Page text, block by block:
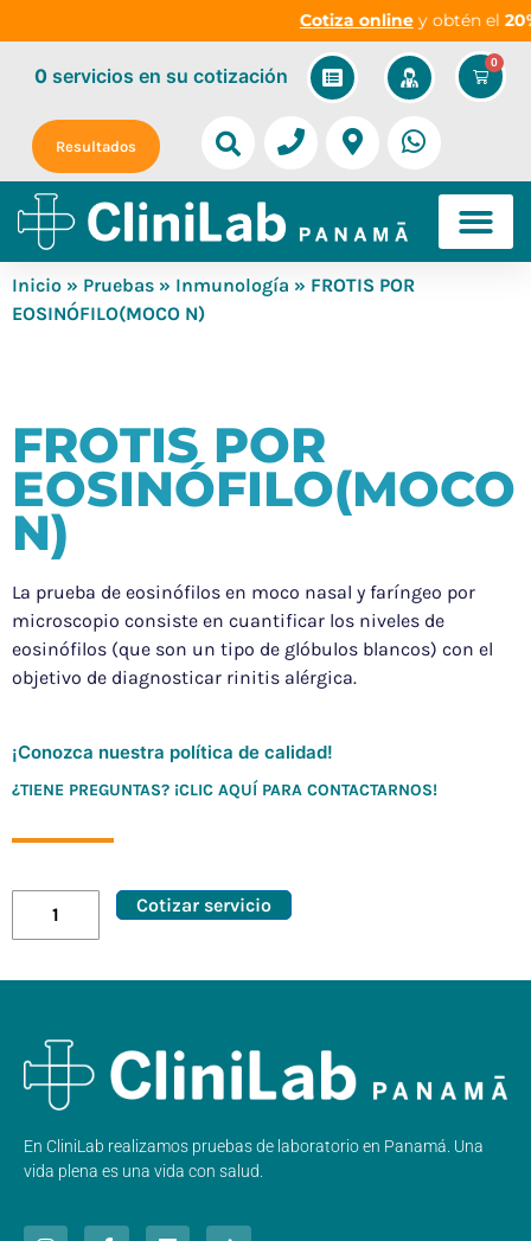
Cotiza onliney obtén el
0
0servicios en su cotización
Resultados
Inicio » Pruebas » Inmunología » FROTIS POR
EOSINÓFILO(MOCO N)
FROTIS POR
EOSINÓFILO(MOCO
N)
La prueba de eosinófilos en moco nasal y faríngeo por
microscopio consiste en cuantificar los niveles de
eosinófilos (que son un tipo de glóbulos blancos) con el
objetivo de diagnosticar rinitis alérgica.
¡Conozca nuestra política de calidad!
¿TIENE PREGUNTAS? ¡CLIC AQUÍ PARA CONTACTARNOS!
Cotizar servicio
En CliniLab realizamos pruebas de laboratorio en Panamá. Una
vida plena es una vida con salud.